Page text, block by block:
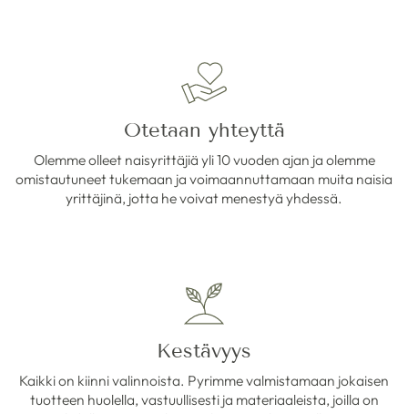
Otetaan yhteyttä
Olemme olleet naisyrittäjiä yli 10 vuoden ajan ja olemme
omistautuneet tukemaan ja voimaannuttamaan muita naisia
yrittäjinä, jotta he voivat menestyä yhdessä.
Kestävyys
Kaikki on kiinni valinnoista. Pyrimme valmistamaan jokaisen
tuotteen huolella, vastuullisesti ja materiaaleista, joilla on